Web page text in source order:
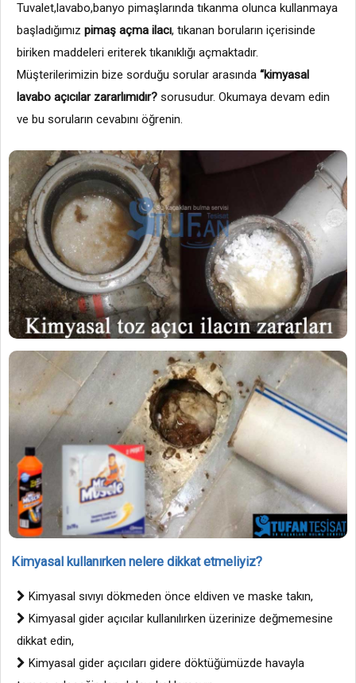
Tuvalet,lavabo,banyo pimaşlarında tıkanma olunca kullanmaya
başladığımız pimaş açma ilacı, tıkanan boruların içerisinde
biriken maddeleri eriterek tıkanıklığı açmaktadır.
Müşterilerimizin bize sorduğu sorular arasında “kimyasal
lavabo açıcılar zararlımıdır? sorusudur. Okumaya devam edin
ve bu soruların cevabını öğrenin.
Kimyasal kullanırken nelere dikkat etmeliyiz?
Kimyasal sıvıyı dökmeden önce eldiven ve maske takın,
Kimyasal gider açıcılar kullanılırken üzerinize değmemesine
dikkat edin,
Kimyasal gider açıcıları gidere döktüğümüzde havayla